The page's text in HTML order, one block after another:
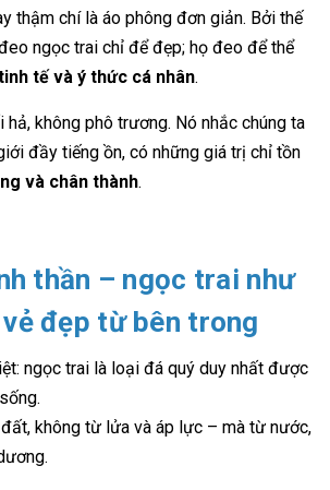
thậm chí là áo phông đơn giản. Bởi thế
ngọc trai chỉ để đẹp; họ đeo để thể
tế và ý thức cá nhân.
hả, không phô trương. Nó nhắc chúng ta
đầy tiếng ồn, có những giá trị chỉ tồn
và chân thành.
thần – ngọc trai như
đẹp từ bên trong
ngọc trai là loại đá quý duy nhất được
không từ lửa và áp lực – mà từ nước,